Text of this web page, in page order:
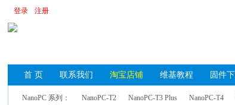
登录 注册
首 页 联系我们 淘宝店铺 维基教程 固件
NanoPC 系列： NanoPC-T2 NanoPC-T3 Plus NanoPC-T4